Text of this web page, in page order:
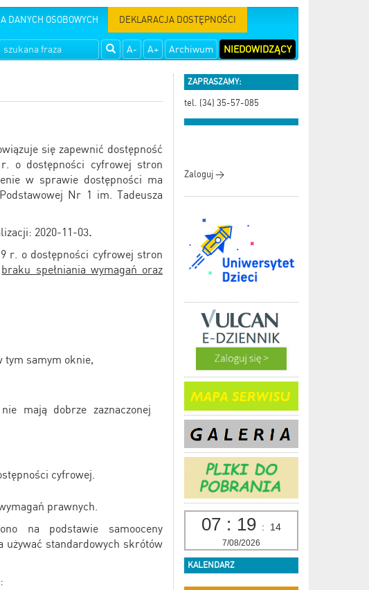
DANYCH OSOBOWYCH DEKLARACJA DOSTĘPNOŚCI
A- A+ Archiwum NIEDOWIDZĄCY
się zapewnić dostępność
o dostępności cyfrowej stron
w sprawie dostępności ma
Nr 1 im. Tadeusza
2020-11-03.
r. o dostępności cyfrowej stron
braku spełniania wymagań oraz
tym samym oknie,
mają dobrze zaznaczonej
cyfrowej.
prawnych.
na podstawie samooceny
używać standardowych skrótów
:
ZAPRASZAMY:
tel. (34) 35-57-085
Zaloguj >
07 : 19 : 14
7/08/2026
KALENDARZ